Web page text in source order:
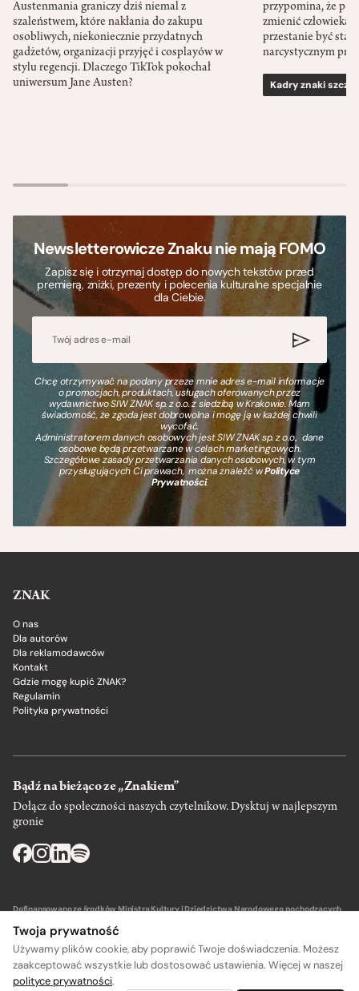
Austenmania graniczy dziś niemal z
szaleństwem, które nakłania do zakupu
osobliwych, niekoniecznie przydatnych
gadżetów, organizacji przyjęć i cosplayów w
stylu regencji. Dlaczego TikTok pokochał
uniwersum Jane Austen?
przypomina, że
zmienić człowieka
przestanie być
narcystycznym
Kadry znaki
Newsletterowicze Znaku nie mają FOMO
Zapisz się i otrzymaj dostęp do nowych tekstów przed
premierą, zniżki, prezenty i polecenia kulturalne specjalnie
dla Ciebie.
Chcę otrzymywać na podany przeze mnie adres e-mail informacje
o promocjach, produktach, usługach oferowanych przez
wydawnictwo SIW ZNAK sp. z o.o. z siedzibą w Krakowie. Mam
świadomość, że zgoda jest dobrowolna i mogę ją w każdej chwili
wycofać.
Administratorem danych osobowych jest SIW ZNAK sp. z o.o., dane
osobowe będą przetwarzane w celach marketingowych.
Szczegółowe zasady przetwarzania danych osobowych, w tym
przysługujących Ci prawach, można znaleźć wPolityce
Prywatności.
ZNAK
O nas
Dla autorów
Dla reklamodawców
Kontakt
Gdzie mogę kupić ZNAK?
Regulamin
Polityka prywatności
Bądź na bieżąco ze „Znakiem”
Dołącz do społeczności naszych czytelnikow. Dysktuj w najlepszym
gronie
Dofinansowano ze środków Ministra Kultury i Dziedzictwa Narodowego pochodzących
Twoja prywatność
Używamy plików cookie, aby poprawić Twoje doświadczenia. Możesz
zaakceptować wszystkie lub dostosować ustawienia. Więcej w naszej
polityce prywatności.